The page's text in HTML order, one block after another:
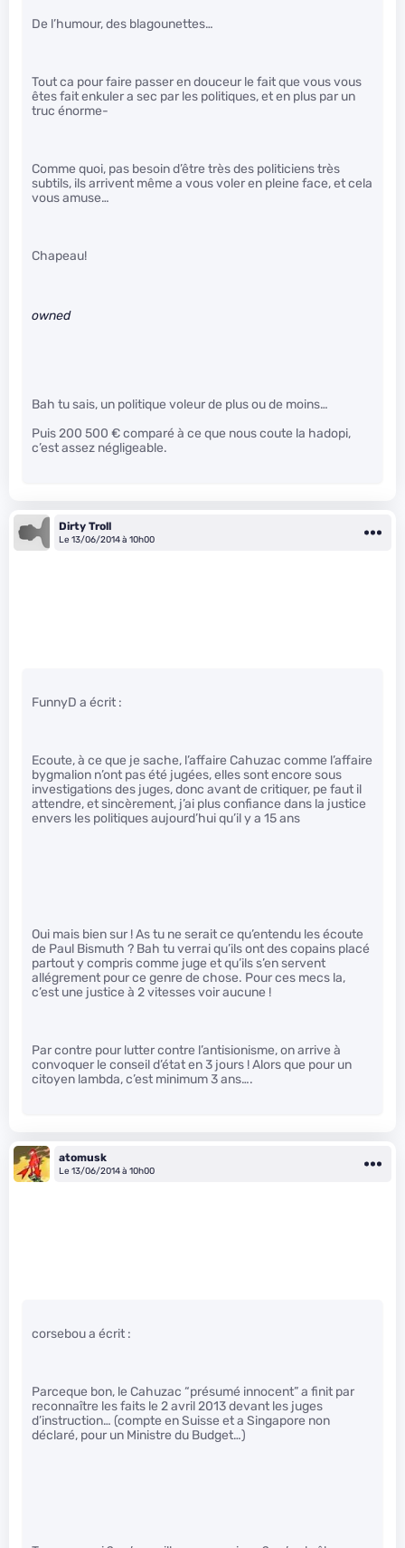
De l’humour, des blagounettes…
Tout ca pour faire passer en douceur le fait que vous vous
êtes fait enkuler a sec par les politiques, et en plus par un
truc énorme-
Comme quoi, pas besoin d’être très des politiciens très
subtils, ils arrivent même a vous voler en pleine face, et cela
vous amuse…
Chapeau!
owned
Bah tu sais, un politique voleur de plus ou de moins…
Puis 200 500 € comparé à ce que nous coute la hadopi,
c’est assez négligeable.
Dirty Troll
Le 13/06/2014 à 10h00
FunnyD a écrit :
Ecoute, à ce que je sache, l’affaire Cahuzac comme l’affaire
bygmalion n’ont pas été jugées, elles sont encore sous
investigations des juges, donc avant de critiquer, pe faut il
attendre, et sincèrement, j’ai plus confiance dans la justice
envers les politiques aujourd’hui qu’il y a 15 ans
Oui mais bien sur ! As tu ne serait ce qu’entendu les écoute
de Paul Bismuth ? Bah tu verrai qu’ils ont des copains placé
partout y compris comme juge et qu’ils s’en servent
allégrement pour ce genre de chose. Pour ces mecs la,
c’est une justice à 2 vitesses voir aucune !
Par contre pour lutter contre l’antisionisme, on arrive à
convoquer le conseil d’état en 3 jours ! Alors que pour un
citoyen lambda, c’est minimum 3 ans….
atomusk
Le 13/06/2014 à 10h00
corsebou a écrit :
Parceque bon, le Cahuzac “présumé innocent” a finit par
reconnaître les faits le 2 avril 2013 devant les juges
d’instruction… (compte en Suisse et a Singapore non
déclaré, pour un Ministre du Budget…)